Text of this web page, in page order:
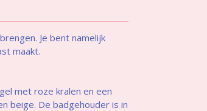
Je bent namelijk
maakt.
met roze kralen en een
beige. De badgehouder is in